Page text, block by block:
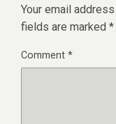
Your email
fields are marked *
Comment*